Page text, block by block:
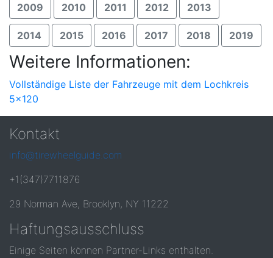
2009 2010 2011 2012 2013
2014 2015 2016 2017 2018 2019
Weitere Informationen:
Vollständige Liste der Fahrzeuge mit dem Lochkreis
5x120
Kontakt
info@tirewheelguide.com
+1(347)7711876
29 Norman Ave, Brooklyn, NY 11222
Haftungsausschluss
Einige Seiten können Partner-Links enthalten.